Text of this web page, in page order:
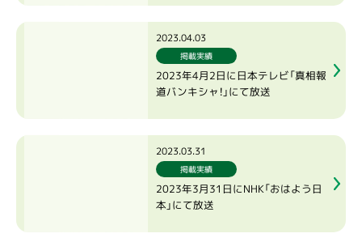
2023.04.03
掲載実績
2023年4月2日に日本テレビ「真相報
道バンキシャ！」にて放送
2023.03.31
掲載実績
2023年3月31日にNHK「おはよう日
本」にて放送